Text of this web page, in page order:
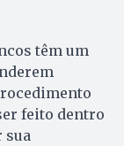
têm um
feito dentro
sua